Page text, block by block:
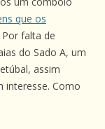
que os
Por falta de
do Sado A, um
assim
interesse. Como